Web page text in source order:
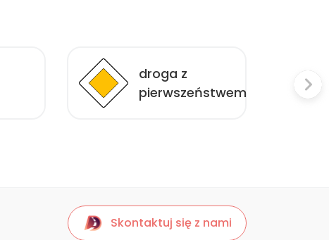
droga z
pierwszeństwem
Skontaktuj się z nami